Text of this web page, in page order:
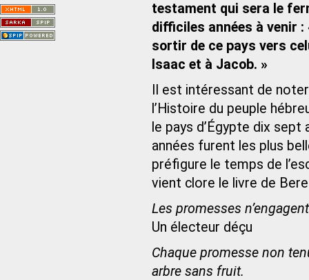
testament qui sera le
difficiles années à venir
sortir de ce pays vers
Isaac et à Jacob. »
Il est intéressant de
l’Histoire du peuple
le pays d’Égypte dix
années furent les plus
préfigure le temps de
vient clore le livre de
Les promesses
Un électeur déçu
Chaque promesse non
arbre sans fruit.
Saint-Nom.
Veuillez consulter le message du
service ci-dessous.
(401 - Invalid API key. Please see
https://openweathermap.org/faq#error401